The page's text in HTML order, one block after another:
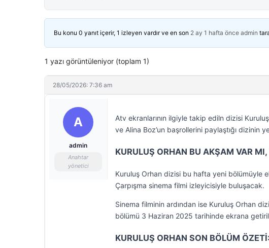
Bu konu 0 yanıt içerir, 1 izleyen vardır ve en son 2 ay 1 hafta önce admin
1 yazı görüntüleniyor (toplam 1)
28/05/2026: 7:36 am
A
admin
Anahtar
yönetici
Atv ekranlarının ilgiyle takip ediln dizisi
ve Alina Boz’un başrollerini paylaştığı dizinin
KURULUŞ ORHAN BU AKŞAM VAR
Kuruluş Orhan dizisi bu hafta yeni bölümüyle
Çarpışma sinema filmi izleyicisiyle buluşacak.
Sinema filminin ardından ise Kuruluş Orhan
bölümü 3 Haziran 2025 tarihinde ekrana
KURULUŞ ORHAN SON BÖLÜM ÖZETİ: